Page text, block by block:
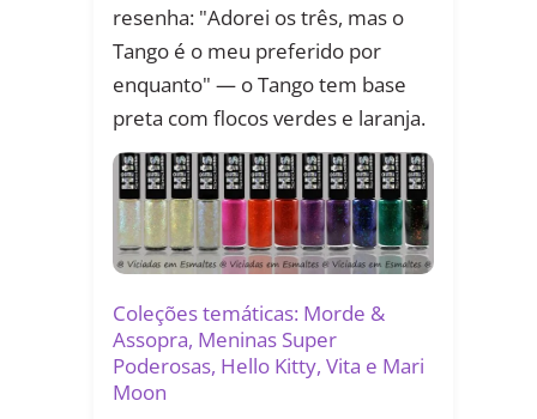
resenha: "Adorei os três, mas o
Tango é o meu preferido por
enquanto" — o Tango tem base
preta com flocos verdes e laranja.
Coleções temáticas: Morde &
Assopra, Meninas Super
Poderosas, Hello Kitty, Vita e Mari
Moon